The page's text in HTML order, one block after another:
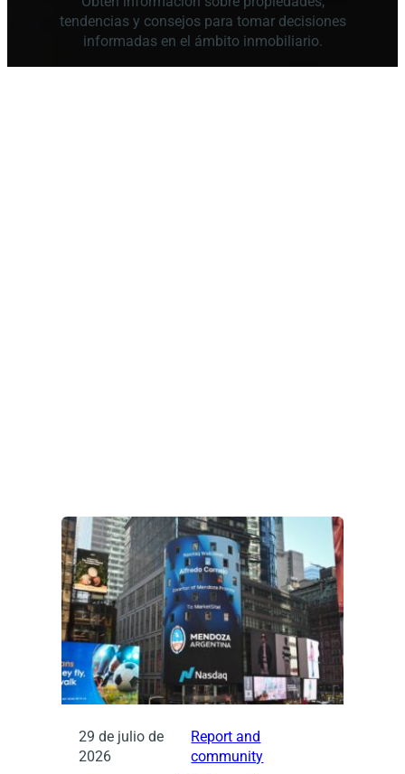
tendencias y consejos para tomar decisiones
informadas en el ámbito inmobiliario.
29 de julio de
2026
Report and
community